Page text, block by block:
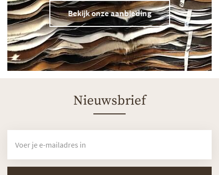
Bekijk onze aanbieding
Nieuwsbrief